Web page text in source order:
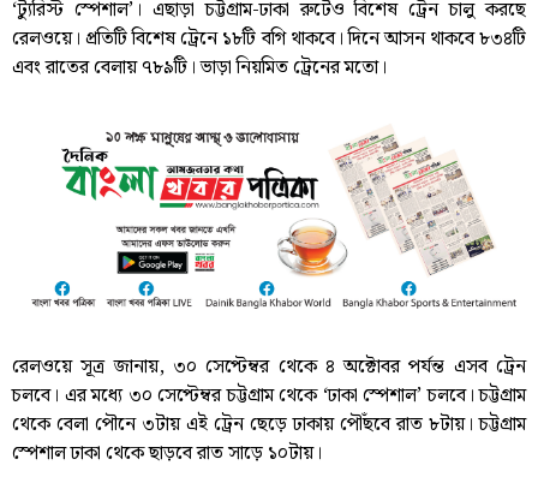
‘ট্যুরিস্ট স্পেশাল’। এছাড়া চট্টগ্রাম-ঢাকা রুটেও বিশেষ ট্রেন চালু করছে
রেলওয়ে। প্রতিটি বিশেষ ট্রেনে ১৮টি বগি থাকবে। দিনে আসন থাকবে ৮৩৪টি
এবং রাতের বেলায় ৭৮৯টি। ভাড়া নিয়মিত ট্রেনের মতো।
রেলওয়ে সূত্র জানায়, ৩০ সেপ্টেম্বর থেকে ৪ অক্টোবর পর্যন্ত এসব ট্রেন
চলবে। এর মধ্যে ৩০ সেপ্টেম্বর চট্টগ্রাম থেকে ‘ঢাকা স্পেশাল’ চলবে। চট্টগ্রাম
থেকে বেলা পৌনে ৩টায় এই ট্রেন ছেড়ে ঢাকায় পৌঁছবে রাত ৮টায়। চট্টগ্রাম
স্পেশাল ঢাকা থেকে ছাড়বে রাত সাড়ে ১০টায়।